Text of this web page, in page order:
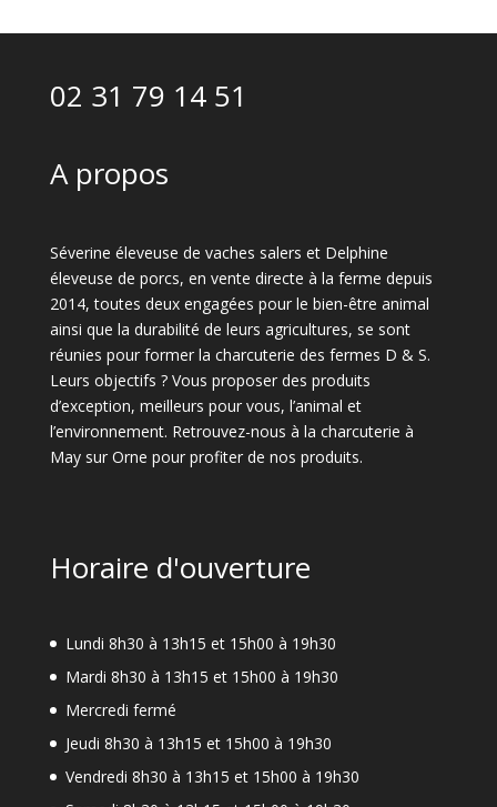
02 31 79 14 51
A propos
Séverine éleveuse de vaches salers et Delphine
éleveuse de porcs, en vente directe à la ferme depuis
2014, toutes deux engagées pour le bien-être animal
ainsi que la durabilité de leurs agricultures, se sont
réunies pour former la charcuterie des fermes D & S.
Leurs objectifs ? Vous proposer des produits
d’exception, meilleurs pour vous, l’animal et
l’environnement. Retrouvez-nous à la charcuterie à
May sur Orne pour profiter de nos produits.
Horaire d'ouverture
Lundi 8h30 à 13h15 et 15h00 à 19h30
Mardi 8h30 à 13h15 et 15h00 à 19h30
Mercredi fermé
Jeudi 8h30 à 13h15 et 15h00 à 19h30
Vendredi 8h30 à 13h15 et 15h00 à 19h30